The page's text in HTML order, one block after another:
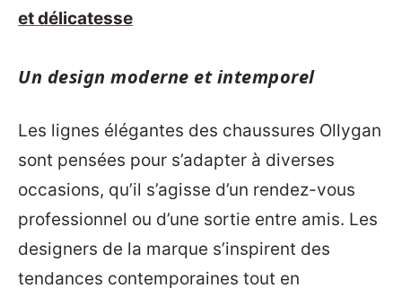
et délicatesse
Un design moderne et intemporel
Les lignes élégantes des chaussures Ollygan
sont pensées pour s’adapter à diverses
occasions, qu’il s’agisse d’un rendez-vous
professionnel ou d’une sortie entre amis. Les
designers de la marque s’inspirent des
tendances contemporaines tout en